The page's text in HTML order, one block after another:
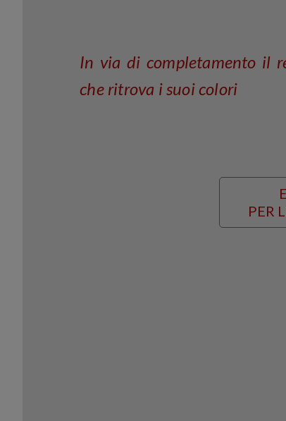
In via di completamento il
che ritrova i suoi colori
PER